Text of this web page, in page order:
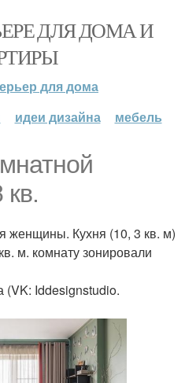
ДЛЯ ДОМА И
для дома
идеи дизайна мебель
женщины. Кухня (10, 3 кв. м)
м. комнату зонировали
Iddesignstudio.